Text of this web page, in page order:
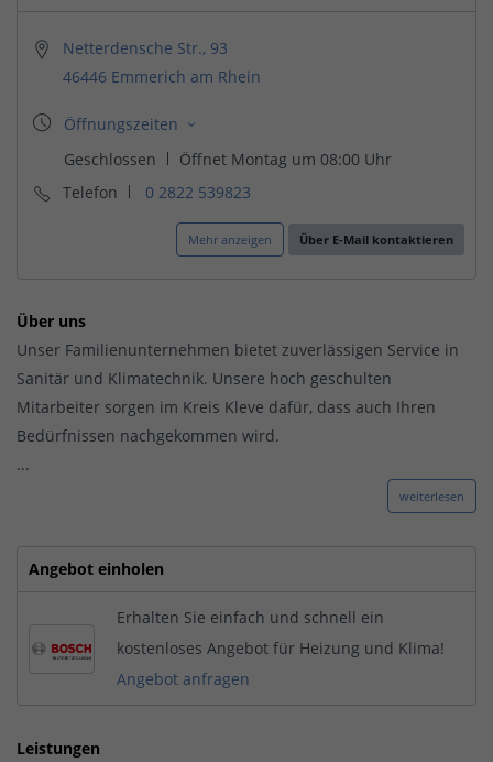
Netterdensche Str., 93
46446 Emmerich am Rhein
Telefon 0 2822 539823
Mehr anzeigen Über E-Mail kontaktieren
Über uns
Unser Familienunternehmen bietet zuverlässigen Service in
Sanitär und Klimatechnik. Unsere hoch geschulten
Mitarbeiter sorgen im Kreis Kleve dafür, dass auch Ihren
Bedürfnissen nachgekommen wird.
...
weiterlesen
Angebot einholen
Erhalten Sie einfach und schnell ein
kostenloses Angebot für Heizung und Klima!
Angebot anfragen
Leistungen